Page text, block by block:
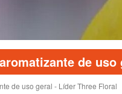
de
de uso geral - Líder Three Floral